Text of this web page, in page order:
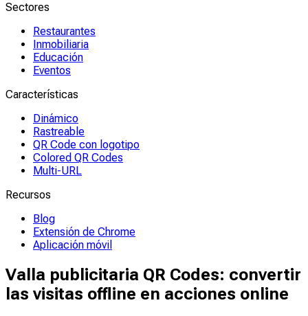
Sectores
Restaurantes
Inmobiliaria
Educación
Eventos
Características
Dinámico
Rastreable
QR Code con logotipo
Colored QR Codes
Multi-URL
Recursos
Blog
Extensión de Chrome
Aplicación móvil
Valla publicitaria QR Codes: convertir
las visitas offline en acciones online